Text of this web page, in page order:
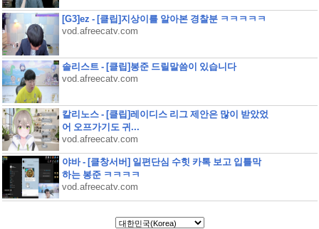
[G3]ez - [클립]지상이를 알아본 경찰분 ㅋㅋㅋㅋㅋ
vod.afreecatv.com
솔리스트 - [클립]봉준 드릴말씀이 있습니다
vod.afreecatv.com
칼리노스 - [클립]레이디스 리그 제안은 많이 받았었
어 오프가기도 귀...
vod.afreecatv.com
야바 - [클창서버] 일편단심 수힛 카톡 보고 입틀막
하는 봉준 ㅋㅋㅋㅋ
vod.afreecatv.com